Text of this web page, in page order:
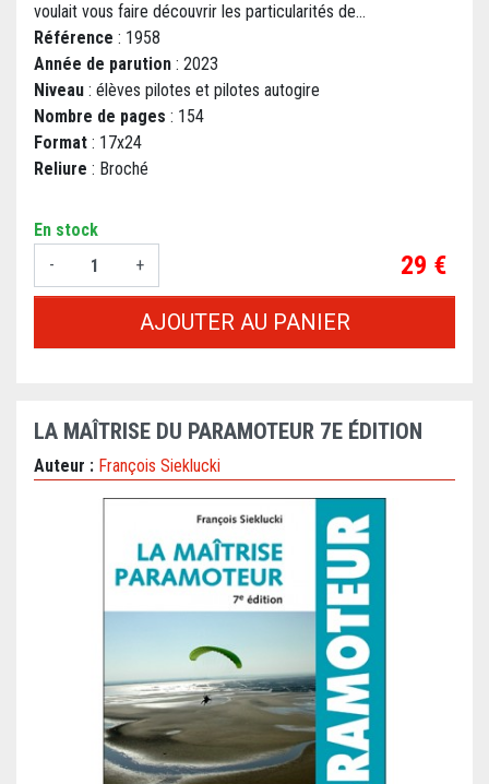
voulait vous faire découvrir les particularités de...
Référence : 1958
Année de parution : 2023
Niveau : élèves pilotes et pilotes autogire
Nombre de pages : 154
Format : 17x24
Reliure : Broché
En stock
-
+ Prix
29 €
AJOUTER AU PANIER
LA MAÎTRISE DU PARAMOTEUR 7E ÉDITION
Auteur : François Sieklucki